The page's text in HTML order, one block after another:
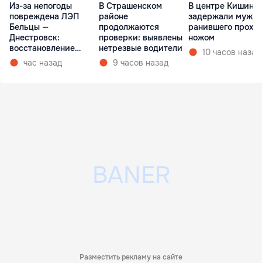
Из-за непогоды
повреждена ЛЭП
Бельцы —
Днестровск:
восстановление
займет более недели
час назад
В Страшенском
районе
продолжаются
проверки: выявлены
нетрезвые водители
9 часов назад
В центре
задержали
ранившего
ножом
10 часов назад
Разместить рекламу на сайте